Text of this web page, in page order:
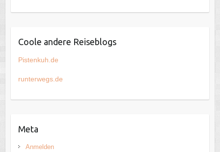
Coole andere Reiseblogs
Pistenkuh.de
runterwegs.de
Meta
Anmelden